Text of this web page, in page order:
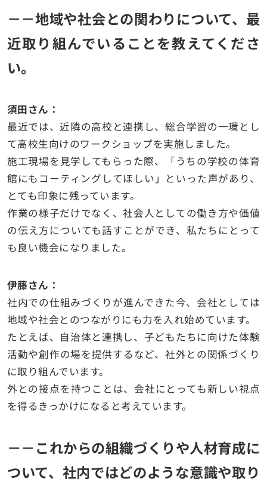
－－地域や社会との関わりについて、最
近取り組んでいることを教えてくださ
い。
須田さん：
最近では、近隣の高校と連携し、総合学習の一環とし
て高校生向けのワークショップを実施しました。
施工現場を見学してもらった際、「うちの学校の体育
館にもコーティングしてほしい」といった声があり、
とても印象に残っています。
作業の様子だけでなく、社会人としての働き方や価値
の伝え方についても話すことができ、私たちにとって
も良い機会になりました。
伊藤さん：
社内での仕組みづくりが進んできた今、会社としては
地域や社会とのつながりにも力を入れ始めています。
たとえば、自治体と連携し、子どもたちに向けた体験
活動や創作の場を提供するなど、社外との関係づくり
に取り組んでいます。
外との接点を持つことは、会社にとっても新しい視点
を得るきっかけになると考えています。
－－ これからの組織づくりや人材育成に
ついて、社内ではどのような意識や取り